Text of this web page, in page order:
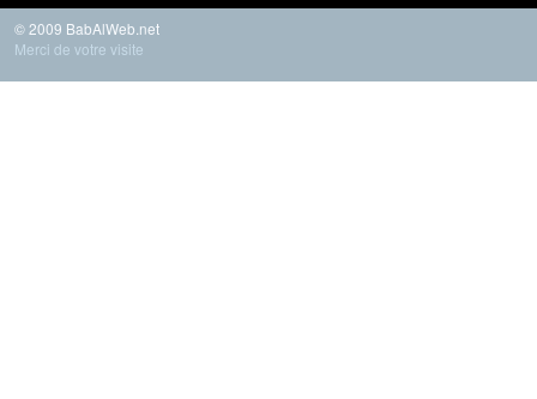
© 2009 BabAlWeb.net
Merci de votre visite